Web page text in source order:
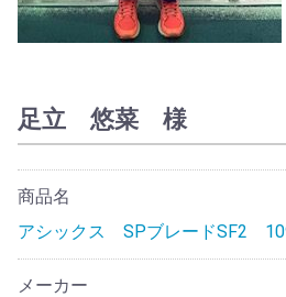
足立 悠菜 様
商品名
アシックス SPブレードSF2
メーカー